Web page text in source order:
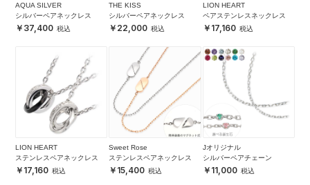
AQUA SILVER
シルバーペアネックレス
37,400
THE KISS
シルバーペアネックレス
22,000
LION HEART
ペアステンレスネックレス
17,160
LION HEART
ステンレスペアネックレス
17,160
Sweet Rose
ステンレスペアネックレス
15,400
Jオリジナル
シルバーペアチェーン
11,000